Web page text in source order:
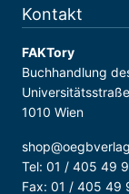
Kontakt
FAKTory
Buchhandlung
1010 Wien
Tel: 01 / 405 49
Fax: 01 / 405 49